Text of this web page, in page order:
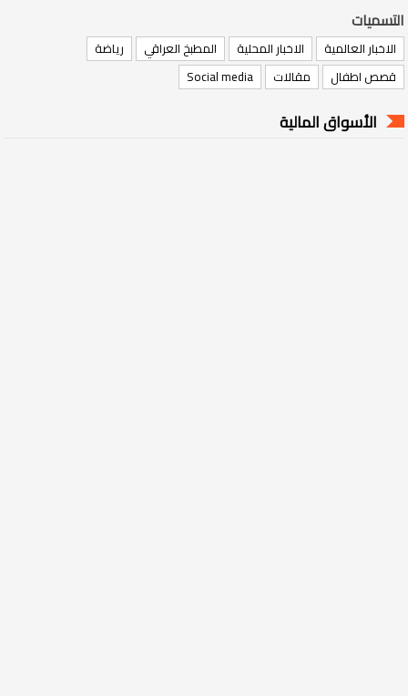
التسميات
الاخبار العالمية الاخبار المحلية المطبخ العراقي
رياضة
قصص اطفال
مقالات Social media
الأسواق المالية